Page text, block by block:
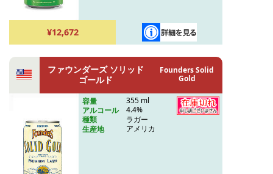
¥12,672
ファウンダーズ ソリッド
ゴールド
Founders Solid
Gold
容量
355 ml
アルコール
4.4%
種類
ラガー
生産地
アメリカ